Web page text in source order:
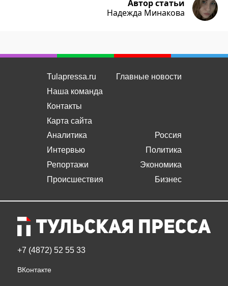
Автор статьи
Надежда Минакова
Tulapressa.ru
Наша команда
Контакты
Карта сайта
Главные новости
Аналитика
Интервью
Репортажи
Происшествия
Россия
Политика
Экономика
Бизнес
+7 (4872) 52 55 33
ВКонтакте